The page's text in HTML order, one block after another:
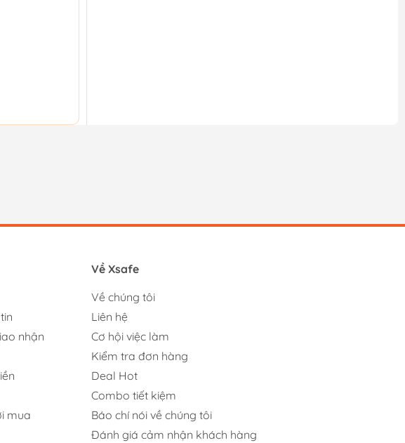
nhận
mua
Về Xsafe
Về chúng tôi
Liên hệ
Cơ hội việc làm
Kiểm tra đơn hàng
Deal Hot
Combo tiết kiệm
Báo chí nói về chúng tôi
Đánh giá cảm nhận khách hàng